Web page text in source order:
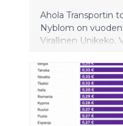
Ahola Transportin
Nyblom on
Virallinen Unikeko.
julkistettiin
klo 8 suorittamalla
merikaste, eli
mereen, Naantalin
vierassatamassa.